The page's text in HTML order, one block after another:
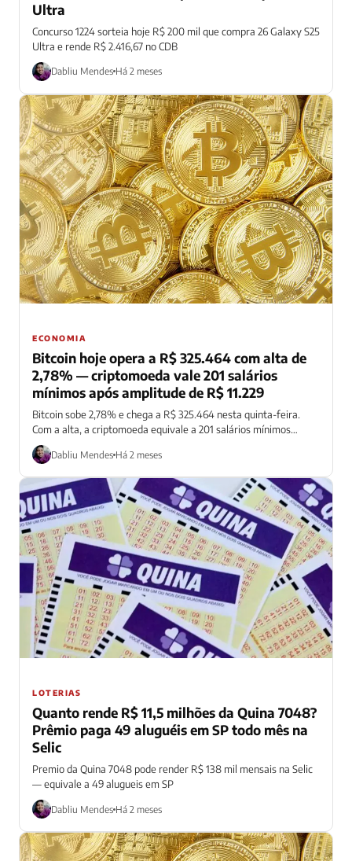
Ultra
Concurso 1224 sorteia hoje R$ 200 mil que compra 26 Galaxy S25
Ultra e rende R$ 2.416,67 no CDB
Dabliu Mendes Há 2 meses
ECONOMIA
Bitcoin hoje opera a R$ 325.464 com alta de
2,78% — criptomoeda vale 201 salários
mínimos após amplitude de R$ 11.229
Bitcoin sobe 2,78% e chega a R$ 325.464 nesta quinta-feira.
Com a alta, a criptomoeda equivale a 201 salários mínimos
brasileiros.
Dabliu Mendes Há 2 meses
LOTERIAS
Quanto rende R$ 11,5 milhões da Quina 7048?
Prêmio paga 49 aluguéis em SP todo mês na
Selic
Premio da Quina 7048 pode render R$ 138 mil mensais na Selic
— equivale a 49 alugueis em SP
Dabliu Mendes Há 2 meses